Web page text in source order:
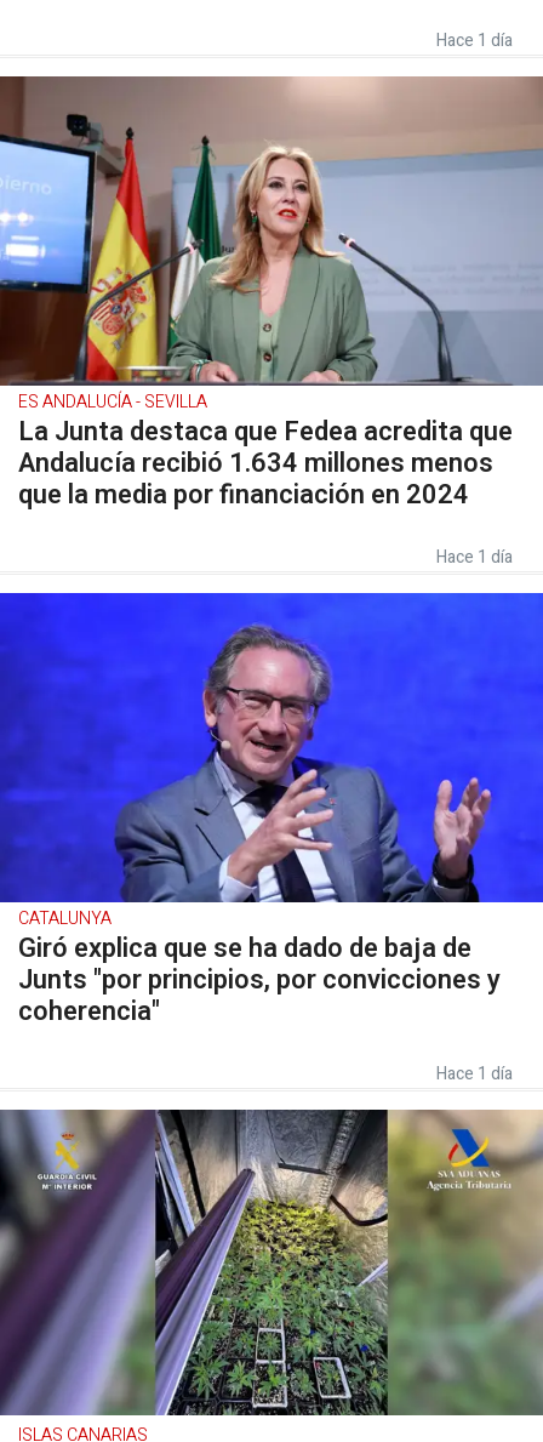
Hace 1 día
ES ANDALUCÍA - SEVILLA
La Junta destaca que Fedea acredita que
Andalucía recibió 1.634 millones menos
que la media por financiación en 2024
Hace 1 día
CATALUNYA
Giró explica que se ha dado de baja de
Junts "por principios, por convicciones y
coherencia"
Hace 1 día
ISLAS CANARIAS